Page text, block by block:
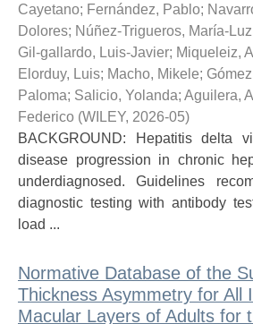
Cayetano; Fernández, Pablo;
Dolores; Núñez-Trigueros, María-Luz
Gil-gallardo, Luis-Javier; Miqueleiz,
Elorduy, Luis; Macho, Mikele;
Paloma; Salicio, Yolanda; Aguilera,
Federico (WILEY, 2026-05)
BACKGROUND: Hepatitis delta
disease progression in chronic
underdiagnosed. Guidelines
diagnostic testing with antibody
load ...
Normative Database of the
Thickness Asymmetry for All
Macular Layers of Adults for